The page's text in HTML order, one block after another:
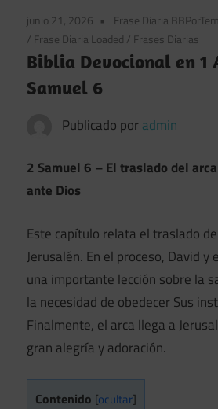
junio 21, 2026 Frase Diaria
/ Frase Diaria Loaded / Frases Diarias
Biblia Devocional en 1
Samuel 6
Publicado por admin
2 Samuel 6 – El traslado del
ante Dios
Este capítulo relata el traslado
Jerusalén. En el proceso, David y
una importante lección sobre la
la necesidad de obedecer Sus
Finalmente, el arca llega a
gran alegría y adoración.
Contenido [ocultar]